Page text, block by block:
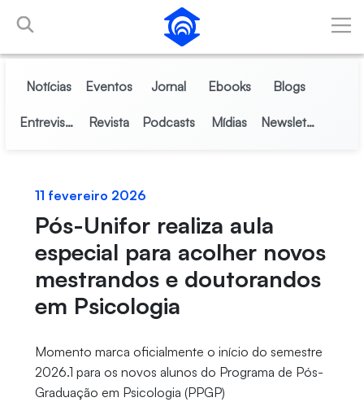
Pular para o Conteúdo principal
Notícias Eventos Jornal Ebooks Blogs
Entrevistas Revista Podcasts Mídias Newsletter
11 fevereiro 2026
Pós-Unifor realiza aula
especial para acolher novos
mestrandos e doutorandos
em Psicologia
Momento marca oficialmente o início do semestre
2026.1 para os novos alunos do Programa de Pós-
Graduação em Psicologia (PPGP)